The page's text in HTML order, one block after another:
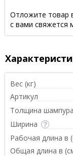
Отложите товар
с вами свяжется
Вес (кг)
Артикул
Толщина
Ширина
Рабочая длина в
Общая длина в